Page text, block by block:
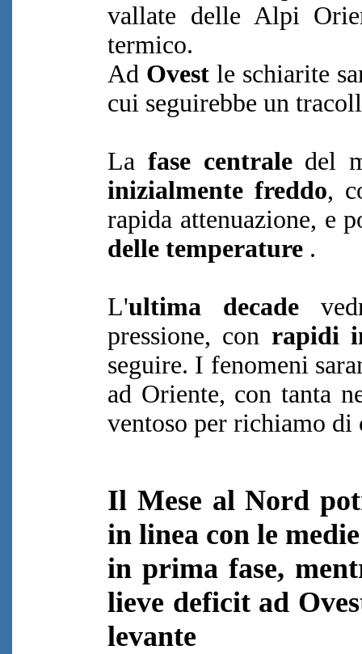
vallate delle Alpi
termico.
Ad Ovestle schiarite
cui seguirebbe un
La fase centraledel
inizialmente freddo,
rapida attenuazione, e
delle temperature .
L'ultima decade
pressione, con rapidi
seguire. I fenomeni
ad Oriente, con tanta
ventoso per richiamo
Il Mese al Nord
in linea con le
in prima fase,
lieve deficit ad
levante